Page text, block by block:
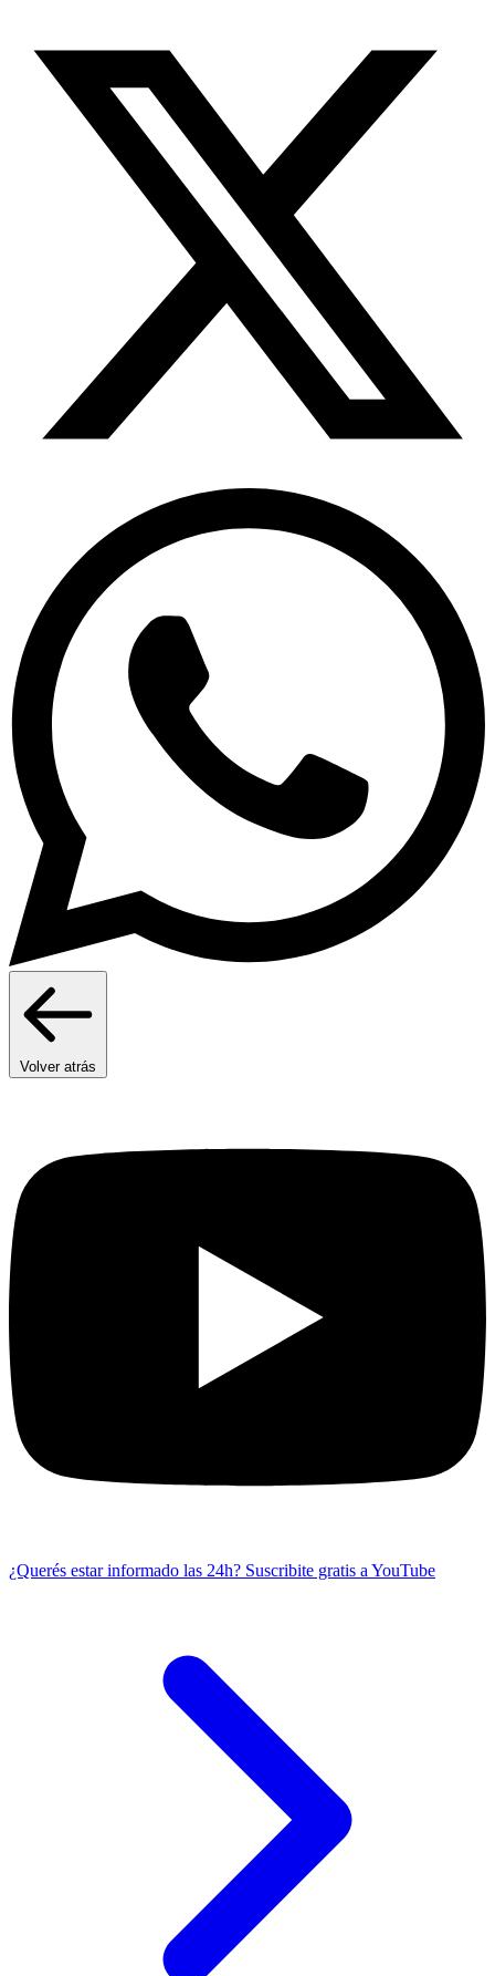
Volver atrás
¿Querés estar informado las 24h? Suscribite gratis a YouTube